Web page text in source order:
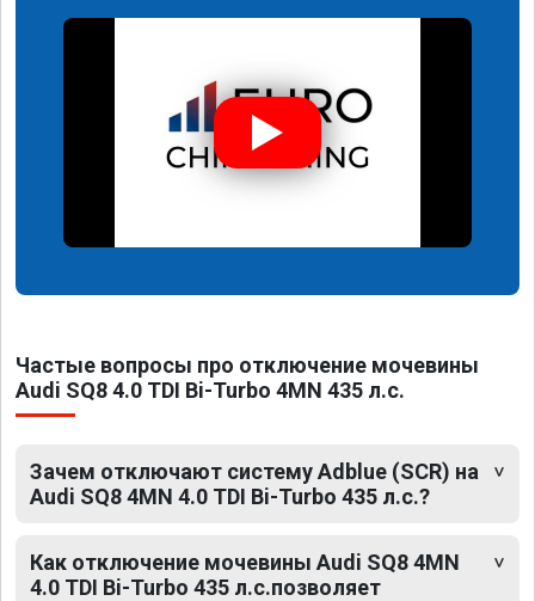
Частые вопросы про отключение мочевины
Audi SQ8 4.0 TDI Bi-Turbo 4MN 435 л.с.
Зачем отключают систему Adblue (SCR) на
Audi SQ8 4MN 4.0 TDI Bi-Turbo 435 л.с.?
Как отключение мочевины Audi SQ8 4MN
4.0 TDI Bi-Turbo 435 л.с.позволяет